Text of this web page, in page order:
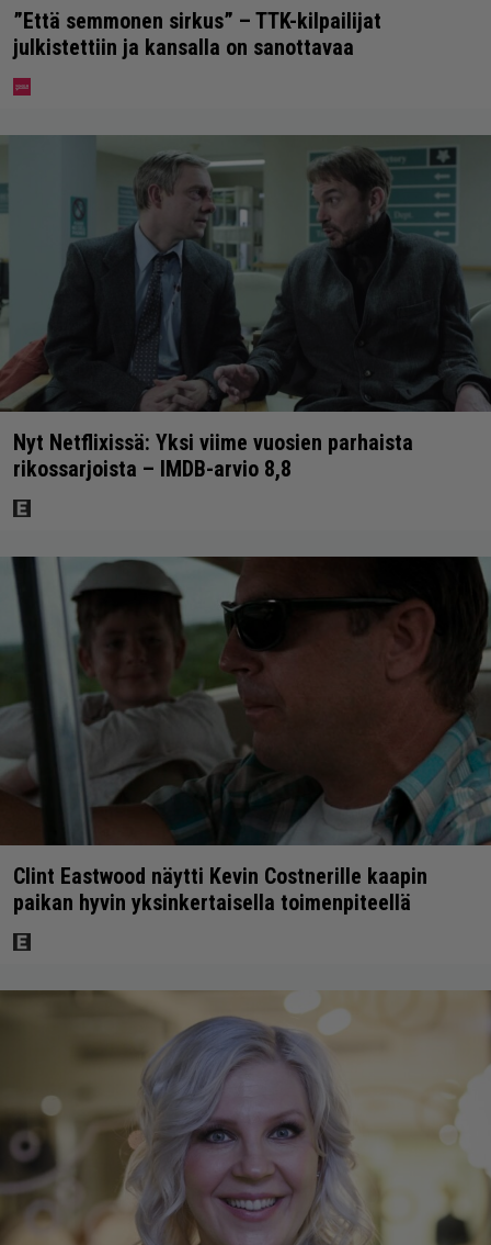
”Että semmonen sirkus” – TTK-kilpailijat
julkistettiin ja kansalla on sanottavaa
Nyt Netflixissä: Yksi viime vuosien parhaista
rikossarjoista – IMDB-arvio 8,8
Clint Eastwood näytti Kevin Costnerille kaapin
paikan hyvin yksinkertaisella toimenpiteellä